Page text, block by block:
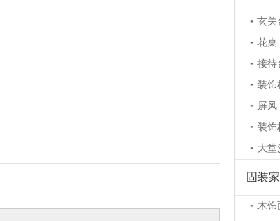
玄关
花桌
接待
装饰
屏风
装饰
大堂
固装
木饰